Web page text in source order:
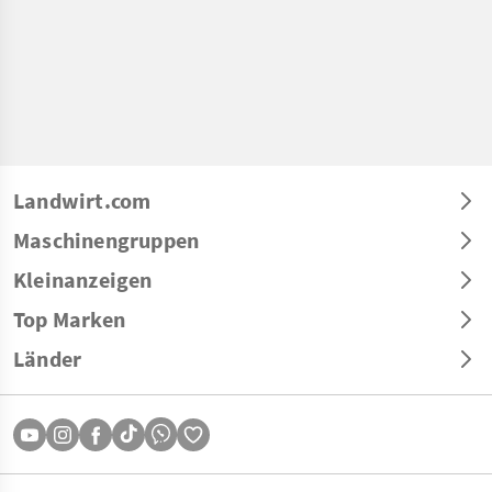
Landwirt.com
Maschinengruppen
Kleinanzeigen
Top Marken
Länder